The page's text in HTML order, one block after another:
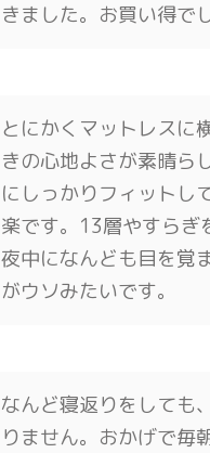
きました。お買い得で
とにかくマットレスに
きの心地よさが素晴ら
にしっかりフィットし
楽です。13層やすらぎ
夜中になんども目を覚
がウソみたいです。
なんど寝返りをしても
りません。おかげで毎